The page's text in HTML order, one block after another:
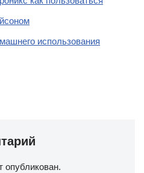
использования
опубликован.